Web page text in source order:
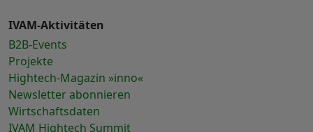
IVAM-Aktivitäten
B2B-Events
Projekte
Hightech-Magazin »inno«
Newsletter abonnieren
Wirtschaftsdaten
IVAM Hightech Summit